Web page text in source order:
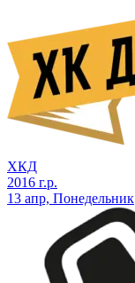
ХКД
2016 г.р.
13 апр, Понедельник